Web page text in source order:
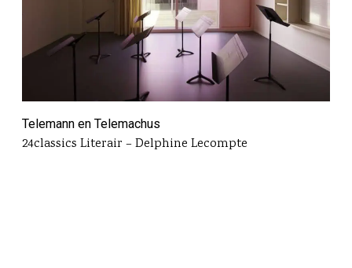
Telemann en Telemachus
24classics Literair – Delphine Lecompte